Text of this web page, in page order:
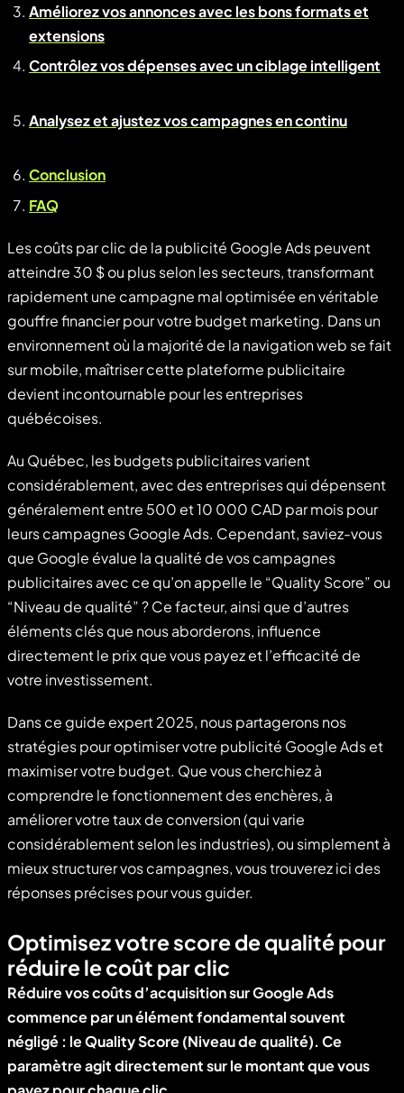
Améliorez vos annonces avec les bons formats et
extensions
Contrôlez vos dépenses avec un ciblage intelligent
Analysez et ajustez vos campagnes en continu
Conclusion
FAQ
Les coûts par clic de la publicité Google Ads peuvent
atteindre 30 $ ou plus selon les secteurs, transformant
rapidement une campagne mal optimisée en véritable
gouffre financier pour votre budget marketing. Dans un
environnement où la majorité de la navigation web se fait
sur mobile, maîtriser cette plateforme publicitaire
devient incontournable pour les entreprises
québécoises.
Au Québec, les budgets publicitaires varient
considérablement, avec des entreprises qui dépensent
généralement entre 500 et 10 000 CAD par mois pour
leurs campagnes Google Ads. Cependant, saviez-vous
que Google évalue la qualité de vos campagnes
publicitaires avec ce qu’on appelle le “Quality Score” ou
“Niveau de qualité” ? Ce facteur, ainsi que d’autres
éléments clés que nous aborderons, influence
directement le prix que vous payez et l’efficacité de
votre investissement.
Dans ce guide expert 2025, nous partagerons nos
stratégies pour optimiser votre publicité Google Ads et
maximiser votre budget. Que vous cherchiez à
comprendre le fonctionnement des enchères, à
améliorer votre taux de conversion (qui varie
considérablement selon les industries), ou simplement à
mieux structurer vos campagnes, vous trouverez ici des
réponses précises pour vous guider.
Optimisez votre score de qualité pour
réduire le coût par clic
Réduire vos coûts d’acquisition sur Google Ads
commence par un élément fondamental souvent
négligé : leQuality Score(Niveau de qualité). Ce
paramètre agit directement sur le montant que vous